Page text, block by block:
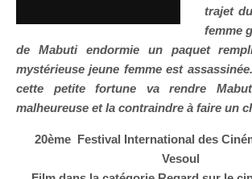
trajet
femme
de Mabuti endormie un paquet
mystérieuse jeune femme est
cette petite fortune va rendre
malheureuse et la contraindre à faire un
20ème Festival International des
Vesoul